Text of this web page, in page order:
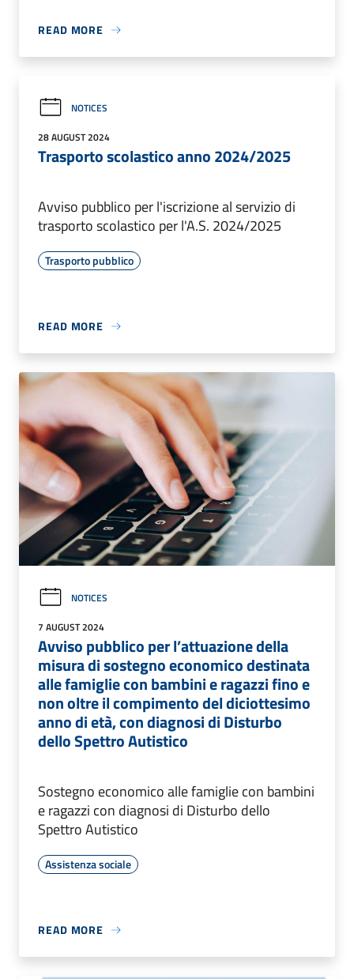
READ MORE
NOTICES
28 AUGUST 2024
Trasporto scolastico anno 2024/2025
Avviso pubblico per l'iscrizione al servizio di
trasporto scolastico per l'A.S. 2024/2025
Trasporto pubblico
READ MORE
NOTICES
7 AUGUST 2024
Avviso pubblico per l’attuazione della
misura di sostegno economico destinata
alle famiglie con bambini e ragazzi fino e
non oltre il compimento del diciottesimo
anno di età, con diagnosi di Disturbo
dello Spettro Autistico
Sostegno economico alle famiglie con bambini
e ragazzi con diagnosi di Disturbo dello
Spettro Autistico
Assistenza sociale
READ MORE